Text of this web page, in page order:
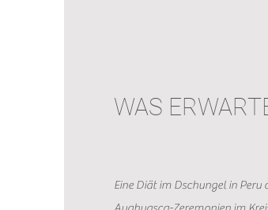
WAS
Eine Diät im Dschungel in